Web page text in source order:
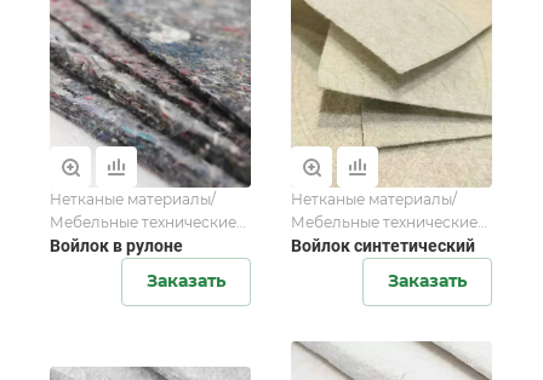
Нетканые материалы/
Мебельные технические
ткани
Войлок в рулоне
Заказать
Нетканые материалы/
Мебельные технические
ткани
Войлок синтетический
Заказать